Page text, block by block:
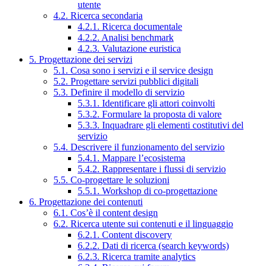
utente
4.2. Ricerca secondaria
4.2.1. Ricerca documentale
4.2.2. Analisi benchmark
4.2.3. Valutazione euristica
5. Progettazione dei servizi
5.1. Cosa sono i servizi e il service design
5.2. Progettare servizi pubblici digitali
5.3. Definire il modello di servizio
5.3.1. Identificare gli attori coinvolti
5.3.2. Formulare la proposta di valore
5.3.3. Inquadrare gli elementi costitutivi del
servizio
5.4. Descrivere il funzionamento del servizio
5.4.1. Mappare l’ecosistema
5.4.2. Rappresentare i flussi di servizio
5.5. Co-progettare le soluzioni
5.5.1. Workshop di co-progettazione
6. Progettazione dei contenuti
6.1. Cos’è il content design
6.2. Ricerca utente sui contenuti e il linguaggio
6.2.1. Content discovery
6.2.2. Dati di ricerca (search keywords)
6.2.3. Ricerca tramite analytics